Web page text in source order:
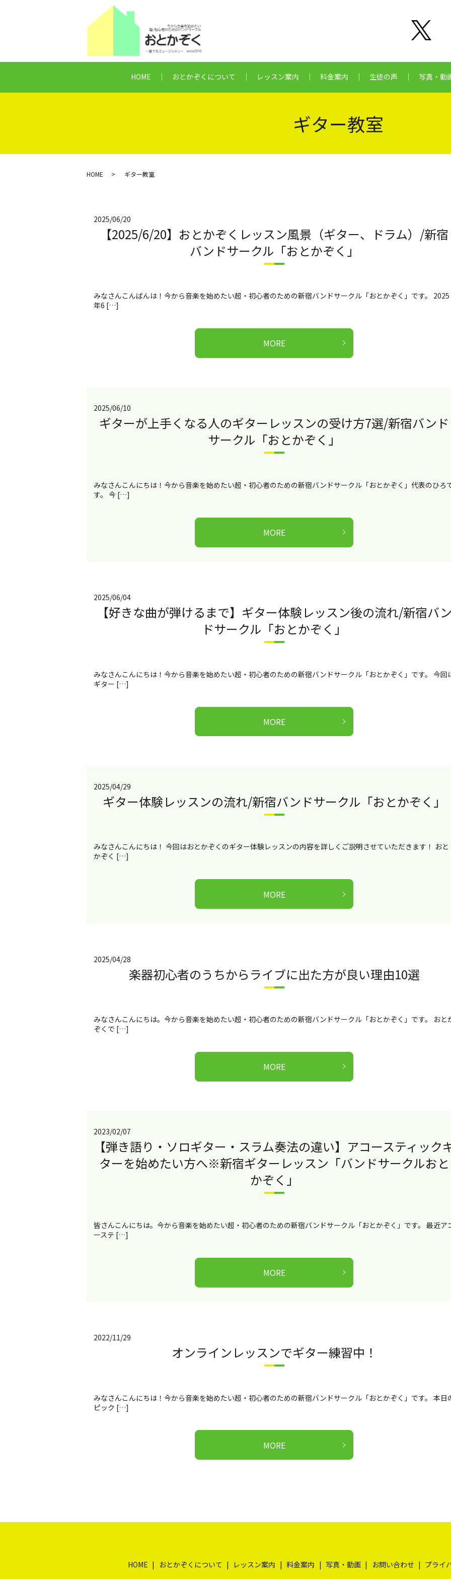
HOME おとかぞくについて レッスン案内 料金案内 生徒の声 写真・動
ギター教室
HOME ギター教室
2025/06/20
【2025/6/20】おとかぞくレッスン風景（ギター、ドラム）/新宿
バンドサークル「おとかぞく」
みなさんこんばんは！今から音楽を始めたい超・初心者のための新宿バンドサークル「おとかぞく」です。 2025
年6 […]
MORE
2025/06/10
ギターが上手くなる人のギターレッスンの受け方7選/新宿バンド
サークル「おとかぞく」
みなさんこんにちは！今から音楽を始めたい超・初心者のための新宿バンドサークル「おとかぞく」代表のひろ
す。 今 […]
MORE
2025/06/04
【好きな曲が弾けるまで】ギター体験レッスン後の流れ/新宿バ
ドサークル「おとかぞく」
みなさんこんにちは！今から音楽を始めたい超・初心者のための新宿バンドサークル「おとかぞく」です。 今回
ギター […]
MORE
2025/04/29
ギター体験レッスンの流れ/新宿バンドサークル「おとかぞく」
みなさんこんにちは！ 今回はおとかぞくのギター体験レッスンの内容を詳しくご説明させていただきます！ おと
かぞく […]
MORE
2025/04/28
楽器初心者のうちからライブに出た方が良い理由10選
みなさんこんにちは。今から音楽を始めたい超・初心者のための新宿バンドサークル「おとかぞく」です。 おと
ぞくで […]
MORE
2023/02/07
【弾き語り・ソロギター・スラム奏法の違い】アコースティック
ターを始めたい方へ※新宿ギターレッスン「バンドサークルおと
かぞく」
皆さんこんにちは。今から音楽を始めたい超・初心者のための新宿バンドサークル「おとかぞく」です。 最近ア
ーステ […]
MORE
2022/11/29
オンラインレッスンでギター練習中！
みなさんこんにちは！今から音楽を始めたい超・初心者のための新宿バンドサークル「おとかぞく」です。 本日
ピック […]
MORE
HOME おとかぞくについて レッスン案内 料金案内 写真・動画 お問い合わせ プライ